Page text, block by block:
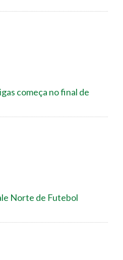
começa no final de
Norte de Futebol